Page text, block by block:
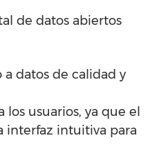
de datos abiertos
a datos de calidad y
los usuarios, ya que el
interfaz intuitiva para